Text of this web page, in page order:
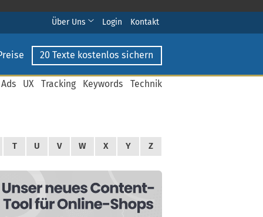
Über Uns Login Kontakt
20 Texte kostenlos sichern
UX Tracking Keywords Technik
T U V W X Y Z